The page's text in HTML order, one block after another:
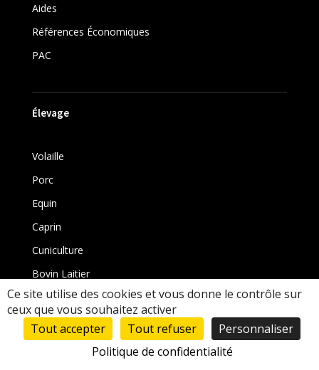
Aides
Références Économiques
PAC
Élevage
Volaille
Porc
Equin
Caprin
Cuniculture
Bovin Laitier
Bovin
Ce site utilise des cookies et vous donne le contrôle sur
ceux que vous souhaitez activer
Tout accepter
Tout refuser
Personnaliser
Politique de confidentialité